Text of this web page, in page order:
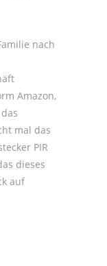
nach
Amazon,
mal das
PIR
dieses
auf